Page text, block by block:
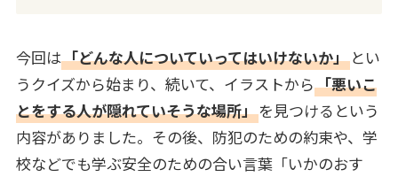
今回は「どんな人についていってはいけないか」とい
うクイズから始まり、続いて、イラストから「悪いこ
とをする人が隠れていそうな場所」を見つけるという
内容がありました。その後、防犯のための約束や、学
校などでも学ぶ安全のための合い言葉「いかのおす